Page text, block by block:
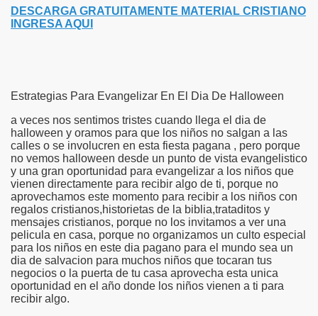
DESCARGA GRATUITAMENTE MATERIAL CRISTIANO
INGRESA AQUI
Estrategias Para Evangelizar En El Dia De Halloween
a veces nos sentimos tristes cuando llega el dia de
halloween y oramos para que los niños no salgan a las
calles o se involucren en esta fiesta pagana , pero porque
no vemos halloween desde un punto de vista evangelistico
y una gran oportunidad para evangelizar a los niños que
vienen directamente para recibir algo de ti, porque no
aprovechamos este momento para recibir a los niños con
regalos cristianos,historietas de la biblia,trataditos y
mensajes cristianos, porque no los invitamos a ver una
pelicula en casa, porque no organizamos un culto especial
para los niños en este dia pagano para el mundo sea un
dia de salvacion para muchos niños que tocaran tus
negocios o la puerta de tu casa aprovecha esta unica
oportunidad en el año donde los niños vienen a ti para
recibir algo.